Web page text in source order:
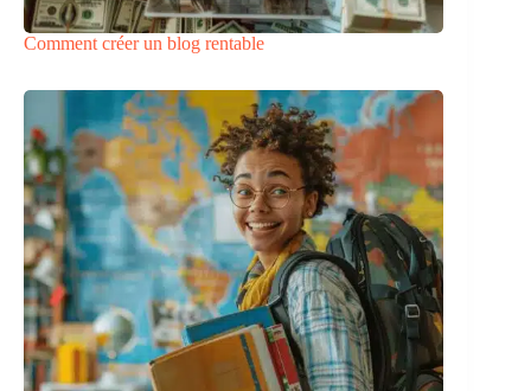
Comment créer un blog rentable